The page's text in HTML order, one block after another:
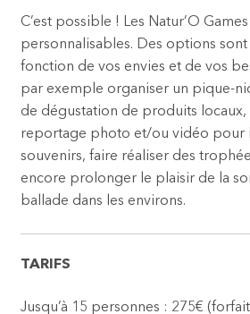
C’est possible ! Les Natur’O
personnalisables. Des options
fonction de vos envies et de vos
par exemple organiser un pique-
de dégustation de produits locaux,
reportage photo et/ou vidéo pour
souvenirs, faire réaliser des
encore prolonger le plaisir de la
ballade dans les environs.
TARIFS
Jusqu’à 15 personnes : 275€